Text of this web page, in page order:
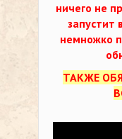
ничего не
запустит
немножко
ТАКЖЕ